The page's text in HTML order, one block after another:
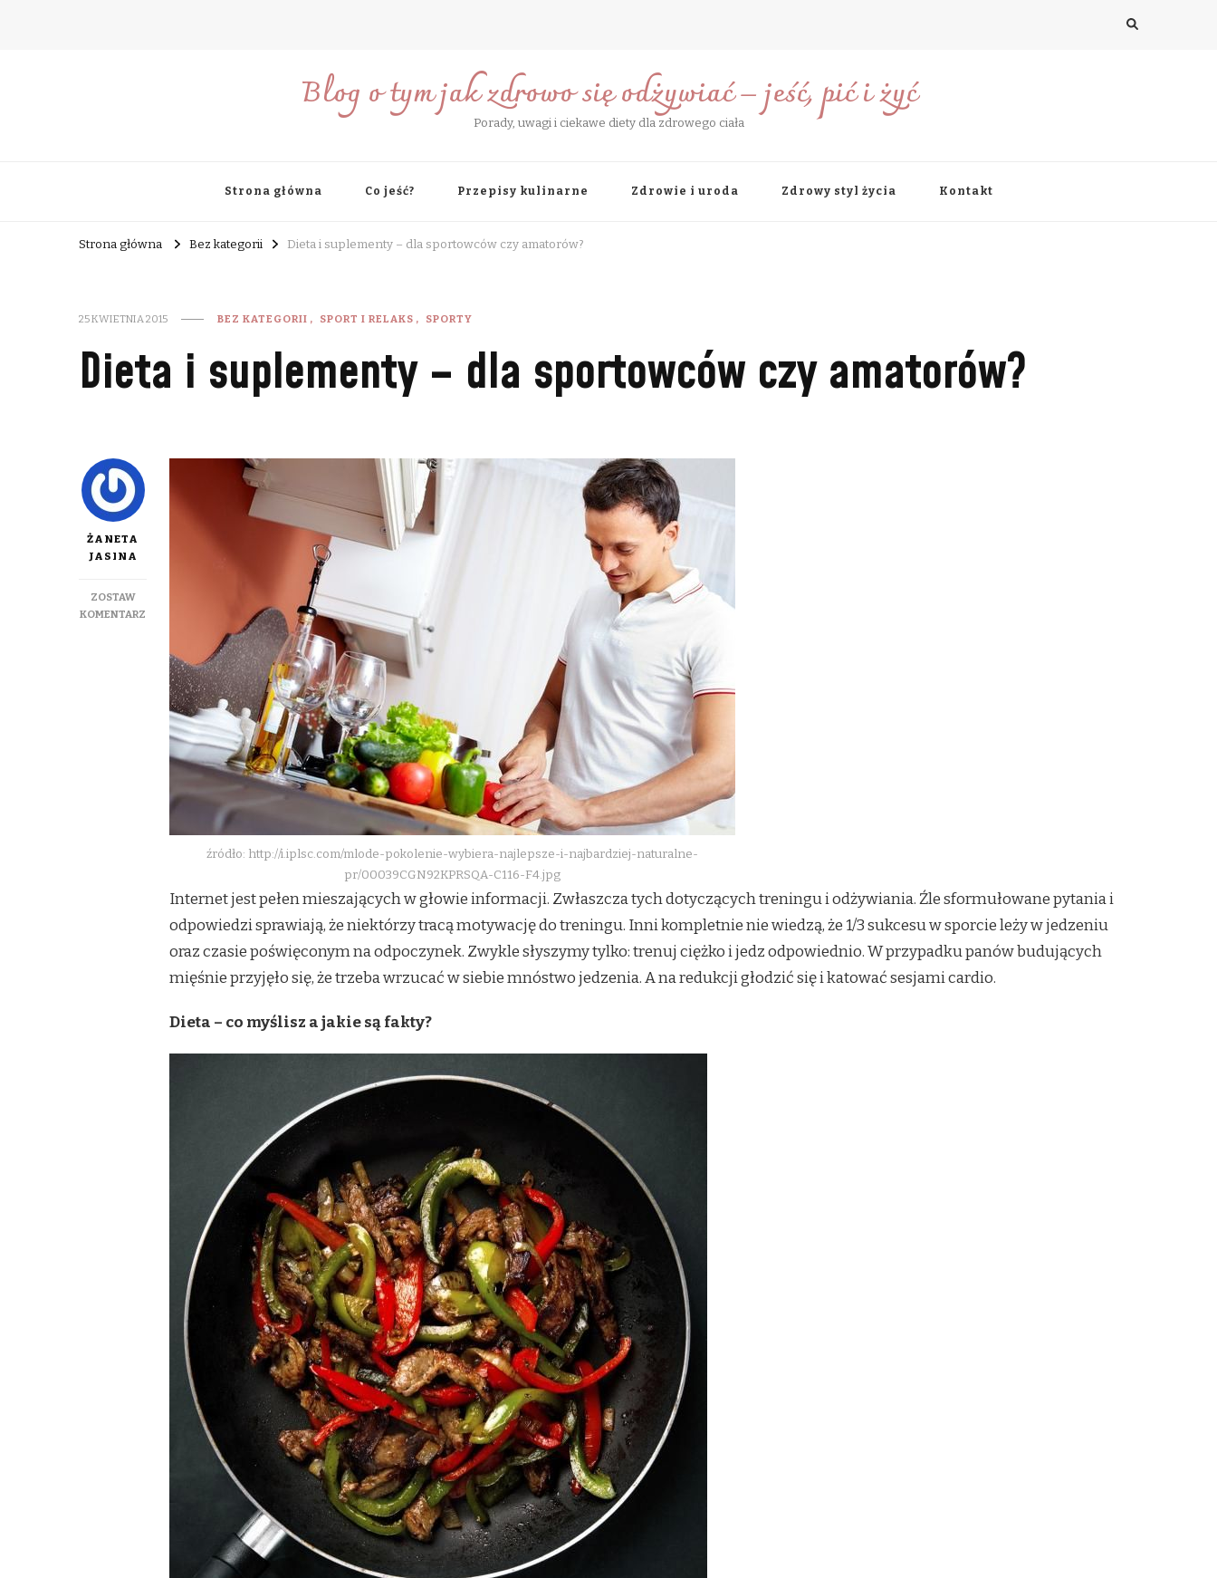
Blog o tym jak zdrowo się odżywiać – jeść, pić i żyć
Porady, uwagi i ciekawe diety dla zdrowego ciała
Strona główna Co jeść? Przepisy kulinarne Zdrowie i uroda Zdrowy styl życia Kontakt
Strona główna Bez kategorii Dieta i suplementy – dla sportowców czy amatorów?
25 KWIETNIA 2015 BEZ KATEGORII SPORT I RELAKS SPORTY
Dieta i suplementy – dla sportowców czy amatorów?
ŻANETA
JASINA
ZOSTAW
KOMENTARZ
SUPLEMENTY
SPORTOWCÓW
AMATORÓW?
źródło: http://i.iplsc.com/mlode-pokolenie-wybiera-najlepsze-i-najbardziej-naturalne-
pr/00039CGN92KPRSQA-C116-F4.jpg
Internet jest pełen mieszających w głowie informacji. Zwłaszcza tych dotyczących treningu i odżywiania. Źle sformułowane pytania i
odpowiedzi sprawiają, że niektórzy tracą motywację do treningu. Inni kompletnie nie wiedzą, że 1/3 sukcesu w sporcie leży w jedzeniu
oraz czasie poświęconym na odpoczynek. Zwykle słyszymy tylko: trenuj ciężko i jedz odpowiednio. W przypadku panów budujących
mięśnie przyjęło się, że trzeba wrzucać w siebie mnóstwo jedzenia. A na redukcji głodzić się i katować sesjami cardio.
Dieta – co myślisz a jakie są fakty?